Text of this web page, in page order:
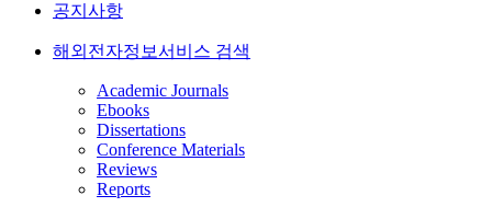
공지사항
해외전자정보서비스 검색
Academic Journals
Ebooks
Dissertations
Conference Materials
Reviews
Reports